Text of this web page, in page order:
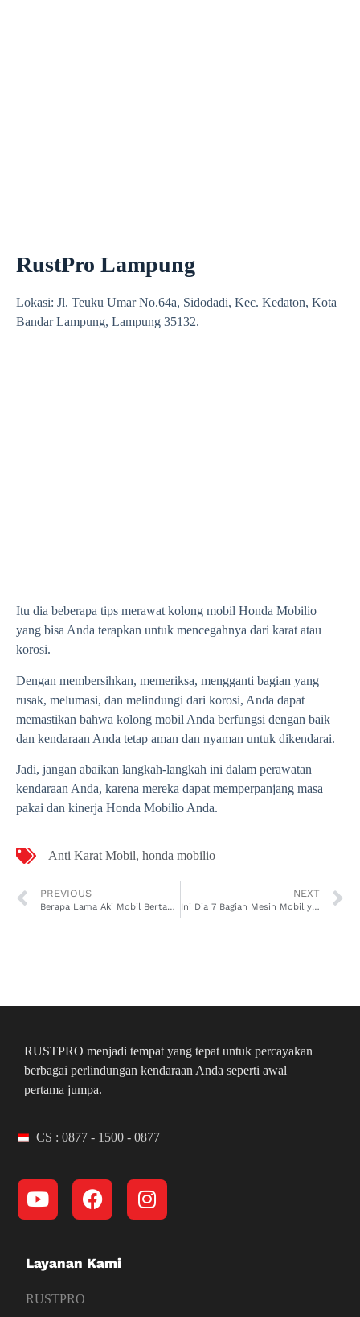
RustPro Lampung
Lokasi: Jl. Teuku Umar No.64a, Sidodadi, Kec. Kedaton, Kota
Bandar Lampung, Lampung 35132.
Itu dia beberapa tips merawat kolong mobil Honda Mobilio
yang bisa Anda terapkan untuk mencegahnya dari karat atau
korosi.
Dengan membersihkan, memeriksa, mengganti bagian yang
rusak, melumasi, dan melindungi dari korosi, Anda dapat
memastikan bahwa kolong mobil Anda berfungsi dengan baik
dan kendaraan Anda tetap aman dan nyaman untuk dikendarai.
Jadi, jangan abaikan langkah-langkah ini dalam perawatan
kendaraan Anda, karena mereka dapat memperpanjang masa
pakai dan kinerja Honda Mobilio Anda.
Anti Karat Mobil, honda mobilio
PREVIOUS
Berapa Lama Aki Mobil Bertahan? Ini Dia Jawabannya!
NEXT
Ini Dia 7 Bagian Mesin Mobil yang Tidak Boleh Kena Air
RUSTPRO menjadi tempat yang tepat untuk percayakan
berbagai perlindungan kendaraan Anda seperti awal
pertama jumpa.
CS : 0877 - 1500 - 0877
Layanan Kami
RUSTPRO